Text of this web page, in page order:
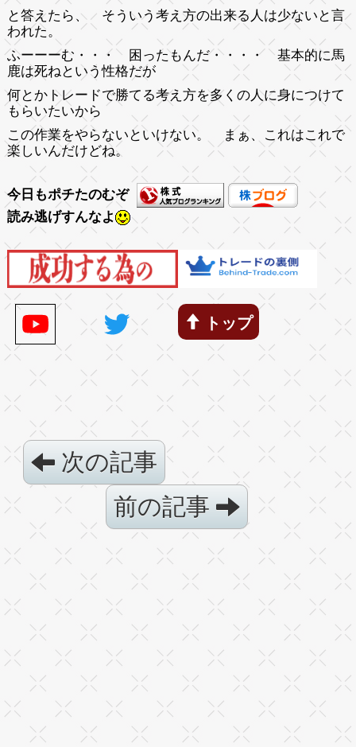
と答えたら、 そういう考え方の出来る人は少ないと言
われた。
ふーーーむ・・・ 困ったもんだ・・・・ 基本的に馬
鹿は死ねという性格だが
何とかトレードで勝てる考え方を多くの人に身につけて
もらいたいから
この作業をやらないといけない。 まぁ、これはこれで
楽しいんだけどね。
今日もポチたのむぞ
読み逃げすんなよ
トップ
次の記事
前の記事